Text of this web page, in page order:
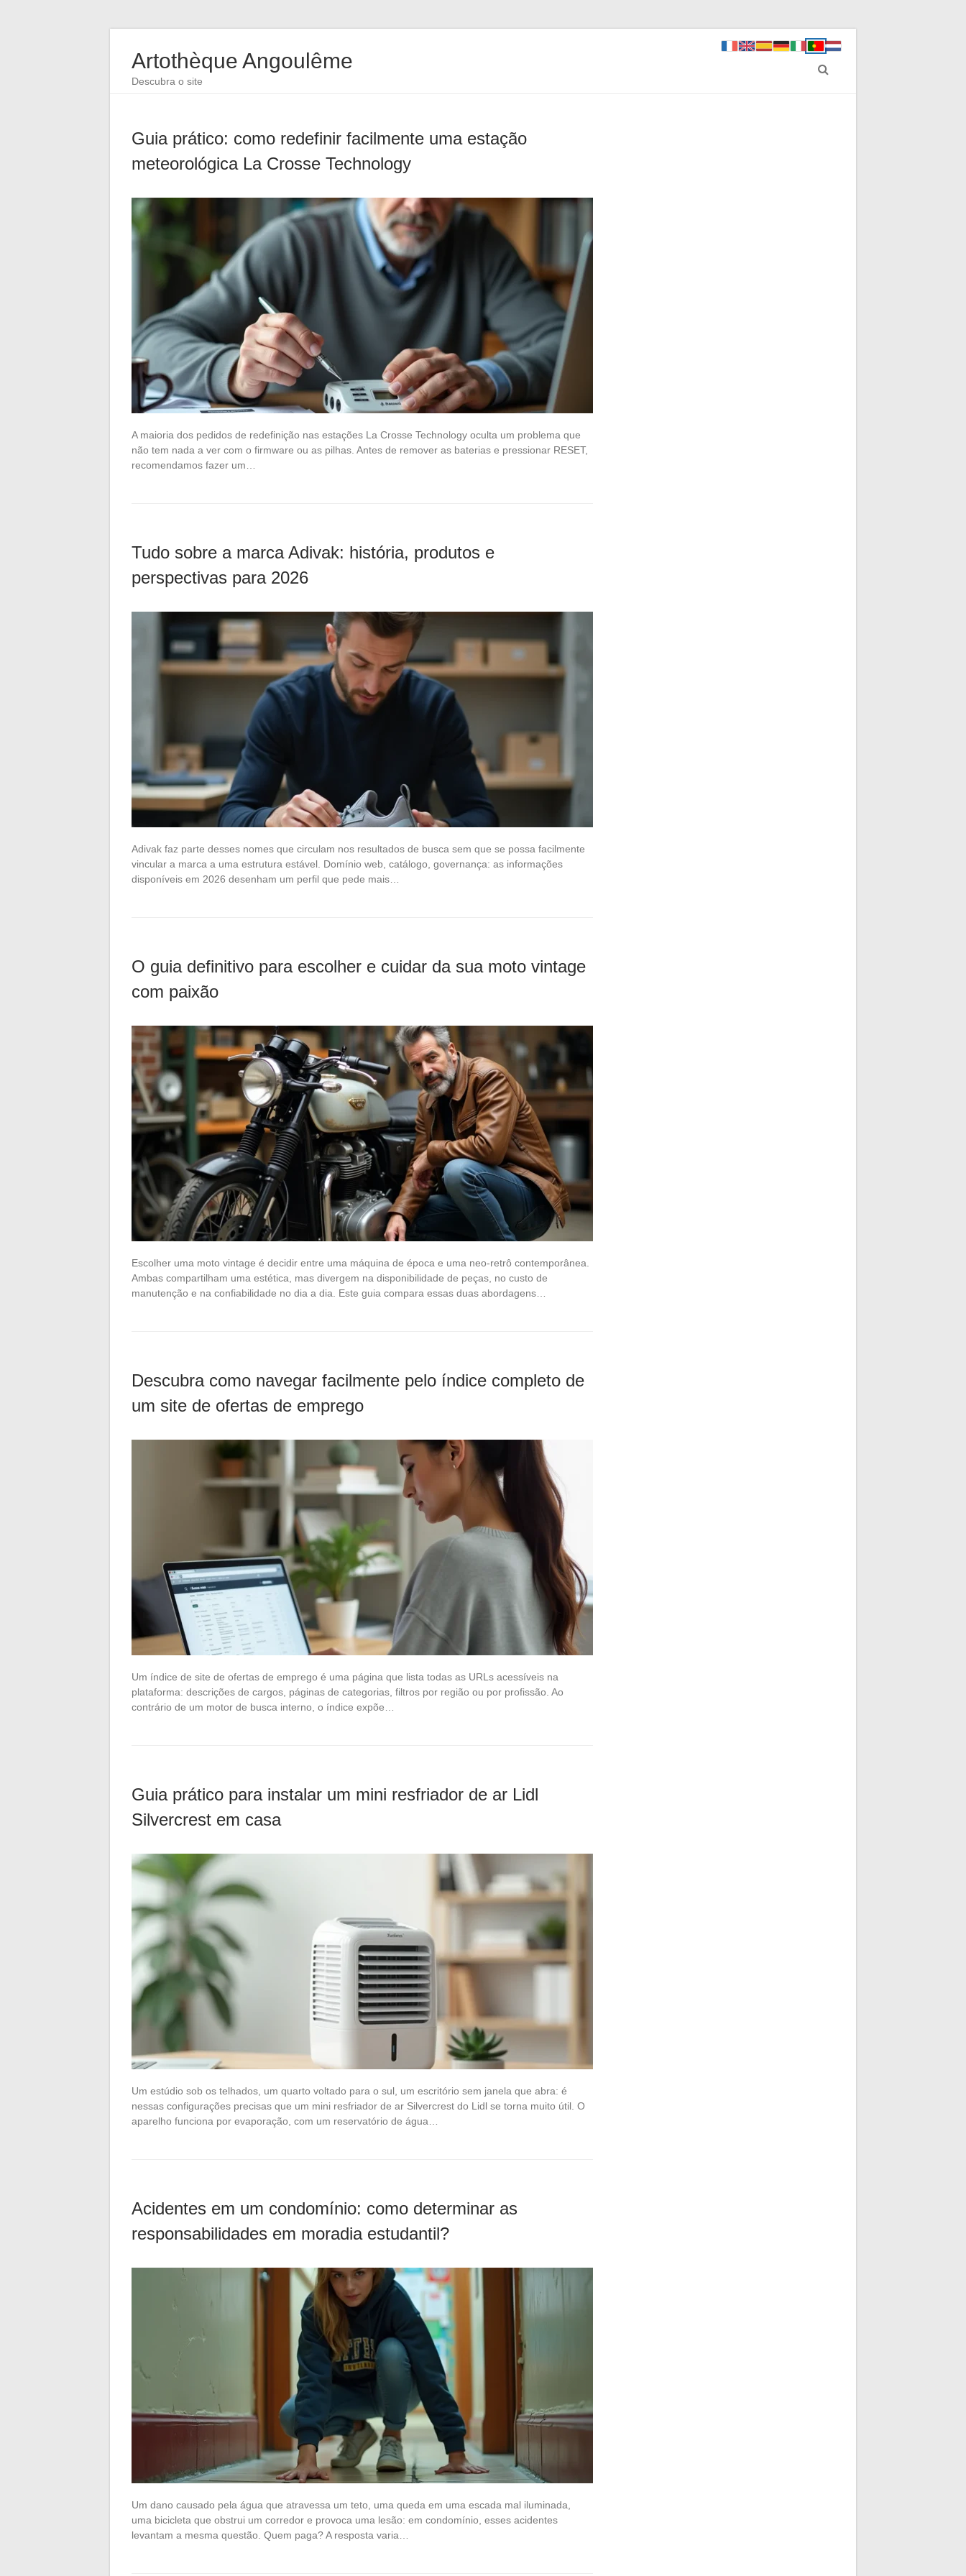
Artothèque Angoulême
Descubra o site
Guia prático: como redefinir facilmente uma estação
meteorológica La Crosse Technology
A maioria dos pedidos de redefinição nas estações La Crosse Technology oculta um problema que
não tem nada a ver com o firmware ou as pilhas. Antes de remover as baterias e pressionar RESET,
recomendamos fazer um…
Tudo sobre a marca Adivak: história, produtos e
perspectivas para 2026
Adivak faz parte desses nomes que circulam nos resultados de busca sem que se possa facilmente
vincular a marca a uma estrutura estável. Domínio web, catálogo, governança: as informações
disponíveis em 2026 desenham um perfil que pede mais…
O guia definitivo para escolher e cuidar da sua moto vintage
com paixão
Escolher uma moto vintage é decidir entre uma máquina de época e uma neo-retrô contemporânea.
Ambas compartilham uma estética, mas divergem na disponibilidade de peças, no custo de
manutenção e na confiabilidade no dia a dia. Este guia compara essas duas abordagens…
Descubra como navegar facilmente pelo índice completo de
um site de ofertas de emprego
Um índice de site de ofertas de emprego é uma página que lista todas as URLs acessíveis na
plataforma: descrições de cargos, páginas de categorias, filtros por região ou por profissão. Ao
contrário de um motor de busca interno, o índice expõe…
Guia prático para instalar um mini resfriador de ar Lidl
Silvercrest em casa
Um estúdio sob os telhados, um quarto voltado para o sul, um escritório sem janela que abra: é
nessas configurações precisas que um mini resfriador de ar Silvercrest do Lidl se torna muito útil. O
aparelho funciona por evaporação, com um reservatório de água…
Acidentes em um condomínio: como determinar as
responsabilidades em moradia estudantil?
Um dano causado pela água que atravessa um teto, uma queda em uma escada mal iluminada,
uma bicicleta que obstrui um corredor e provoca uma lesão: em condomínio, esses acidentes
levantam a mesma questão. Quem paga? A resposta varia…